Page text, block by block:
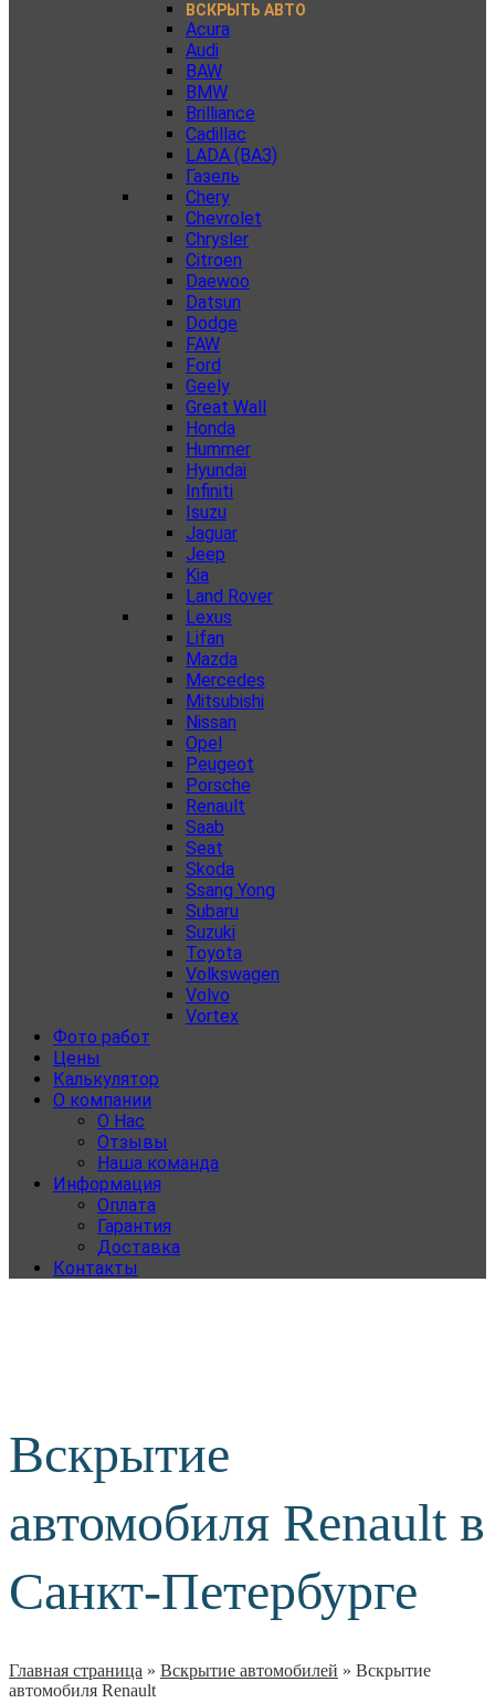
ВСКРЫТЬ АВТО
Acura
Audi
BAW
BMW
Brilliance
Cadillac
LADA (ВАЗ)
Газель
Chery
Chevrolet
Chrysler
Citroen
Daewoo
Datsun
Dodge
FAW
Ford
Geely
Great Wall
Honda
Hummer
Hyundai
Infiniti
Isuzu
Jaguar
Jeep
Kia
Land Rover
Lexus
Lifan
Mazda
Mercedes
Mitsubishi
Nissan
Opel
Peugeot
Porsche
Renault
Saab
Seat
Skoda
Ssang Yong
Subaru
Suzuki
Toyota
Volkswagen
Volvo
Vortex
Фото работ
Цены
Калькулятор
О компании
О Нас
Отзывы
Наша команда
Информация
Оплата
Гарантия
Доставка
Контакты
Вскрытие
автомобиля Renault в
Санкт-Петербурге
Главная страница » Вскрытие автомобилей » Вскрытие
автомобиля Renault